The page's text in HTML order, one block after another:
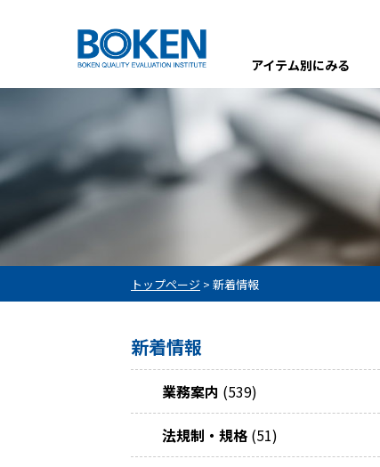
アイテム別にみる
トップページ > 新着情報
新着情報
業務案内 (539)
法規制・規格 (51)